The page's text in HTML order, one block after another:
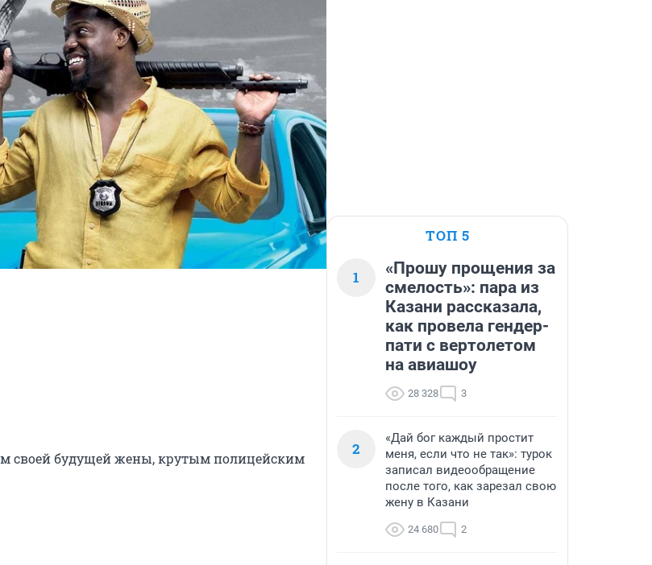
своей будущей жены, крутым полицейским
ТОП 5
1
«Прошу прощения за
смелость»: пара из
Казани рассказала,
как провела гендер-
пати с вертолетом
на авиашоу
28 328 3
2
«Дай бог каждый простит
меня, если что не так»: турок
записал видеообращение
после того, как зарезал свою
жену в Казани
24 680 2